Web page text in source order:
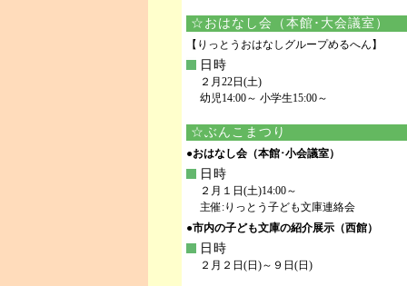
☆おはなし会（本館･大会議室）
【りっとうおはなしグループめるへん】
日時
２月22日(土)
幼児14:00～ 小学生15:00～
☆ぶんこまつり
●おはなし会（本館･小会議室）
日時
２月１日(土)14:00～
主催:りっとう子ども文庫連絡会
●市内の子ども文庫の紹介展示（西館）
日時
２月２日(日)～９日(日)